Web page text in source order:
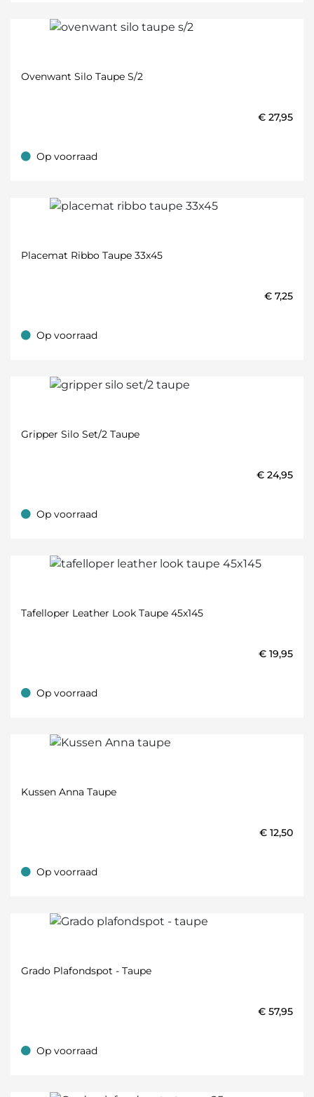
Ovenwant Silo Taupe S/2
€ 27,95
Op voorraad
Op voorraad
Placemat Ribbo Taupe 33x45
€ 7,25
Op voorraad
Op voorraad
Gripper Silo Set/2 Taupe
€ 24,95
Op voorraad
Op voorraad
Tafelloper Leather Look Taupe 45x145
€ 19,95
Op voorraad
Op voorraad
Kussen Anna Taupe
€ 12,50
Op voorraad
Op voorraad
Grado Plafondspot - Taupe
€ 57,95
Op voorraad
Op voorraad